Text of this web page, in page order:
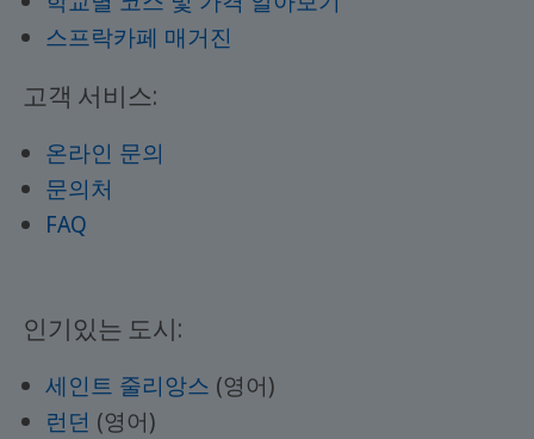
스프락카페 매거진
고객 서비스:
온라인 문의
문의처
FAQ
인기있는 도시:
세인트 줄리앙스 (영어)
런던 (영어)